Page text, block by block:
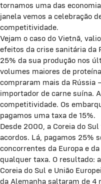
tornamos uma das
janela vemos a celebração
competitividade.
Vejam o caso do Vietnã,
efeitos da crise sanitária da
25% da sua produção nos
volumes maiores de
compraram mais da
importador de carne suína.
competitividade. Os
pagamos uma taxa de 15%.
Desde 2000, a Coreia do
acordos. Lá, pagamos 25%
concorrentes da Europa e
qualquer taxa. O resultado:
Coreia do Sul e União
da Alemanha saltaram de 4